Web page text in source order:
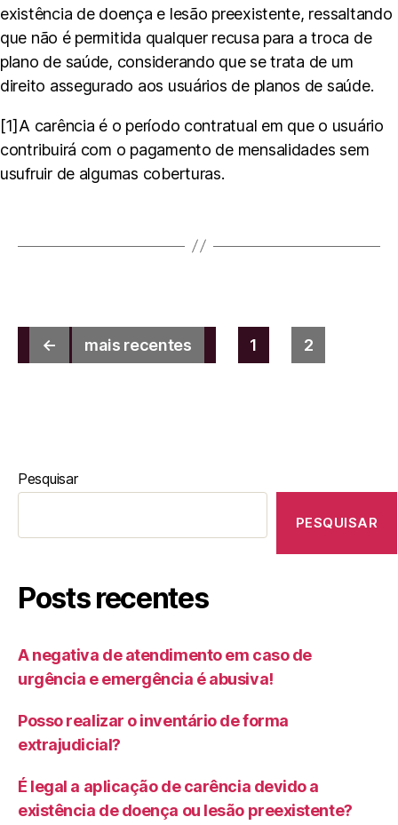
existência de doença e lesão preexistente, ressaltando
que não é permitida qualquer recusa para a troca de
plano de saúde, considerando que se trata de um
direito assegurado aos usuários de planos de saúde.
[1]A carência é o período contratual em que o usuário
contribuirá com o pagamento de mensalidades sem
usufruir de algumas coberturas.
← mais recentes 1 2
Pesquisar
PESQUISAR
Posts recentes
A negativa de atendimento em caso de
urgência e emergência é abusiva!
Posso realizar o inventário de forma
extrajudicial?
É legal a aplicação de carência devido a
existência de doença ou lesão preexistente?